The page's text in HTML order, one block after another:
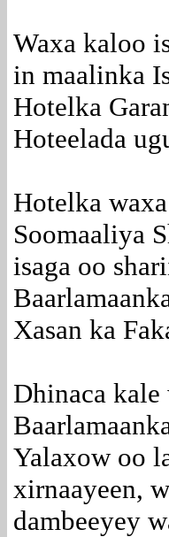
Waxa kaloo
in maalinka
Hotelka
Hoteelada
Hotelka
Soomaaliya
isaga oo
Xasan ka
Dhinaca
Yalaxow oo
xirnaayeen,
dambeeyey